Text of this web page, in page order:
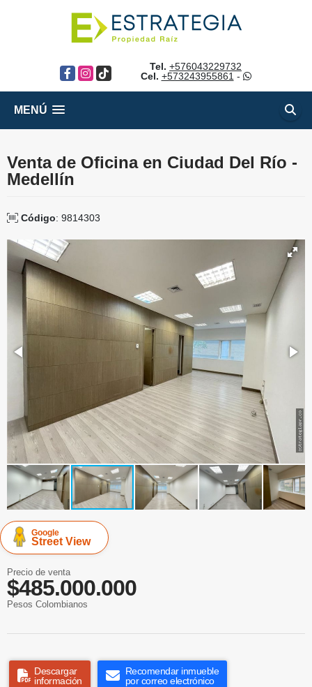
Facebook
Instagram
TikTok
Tel. +576043229732
Cel. +573243955861 -
MENÚ
Venta de Oficina en Ciudad Del Río -
Medellín
Código: 9814303
Google
Street View
Precio de venta
$485.000.000
Pesos Colombianos
Descargar
información
Recomendar inmueble
por correo electrónico